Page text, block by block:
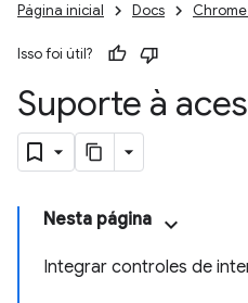
Página inicial Docs
Isso foi útil?
Suporte à
Nesta página
Integrar controles de